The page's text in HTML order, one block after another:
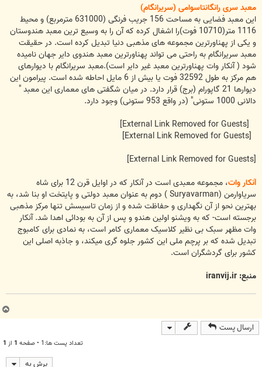
معبد سری رانگانتاسوامی (سریرانگام)
این معبد فضایی به مساحت 156 جریب فرنگی (631000 مترمربع) و محیط
1116 متر(10710 فوت)را اشغال کرده که آن را به وسیع ترین معبد هندوستان
و یکی از پهناورترین مجموعه های مذهبی دنیا تبدیل کرده است. در حقیقت
معبد سریرانگام به راحتی می تواند پهناورترین معبد هندوی دایر جهان نامیده
شود ( آنکار وات پهناورترین معبد غیر دایر است).معبد سریرانگام با دیوارهای
هم مرکز به طول 32592 فوت یا بیش از 6 مایل احاطه شده است. پیرامون این
دیوارها 21 گاپورام (برج) قرار دارد. در میان شگفتی های معماری این معبد "
دالانی 1000 ستونی" (در واقع 953 ستونی) وجود دارد.
[External Link Removed for Guests]
[External Link Removed for Guests]
[External Link Removed for Guests]
آنکار وات
، مجموعه معبدی است در آنکار که در اوایل قرن 12 برای شاه
سریاوارمن (Suryavarman ) دوم به عنوان معبد دولتی و پایتخت او بنا شد، به
بهترین نحو از آن نگهداری و حفاظت شده و از زمان تاسیسش تنها مرکز مذهبی
برجسته است- که به ویشنو اولین هندو و پس از آن به بودائی اهدا شد. آنکار
وات مظهر سبک بی نظیر کلاسیک معماری کامر است، به نمادی برای کامبوج
تبدیل شده که بر پرچم ملی این کشور جلوه گری میکند، و جاذبه اصلی این
کشور برای گردشگران است.
منبع: iranvij.ir
ارسال پست
تعداد پست ها:1 • صفحه 1 از 1
پرش به